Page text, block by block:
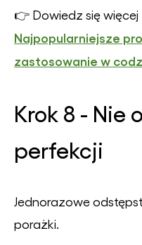
👉 Dowiedz się więcej
Najpopularniejsze
zastosowanie w
Krok 8 - Nie
perfekcji
Jednorazowe
porażki.